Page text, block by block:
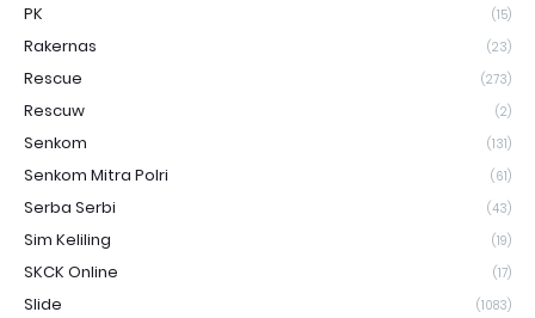
PK (15)
Rakernas (23)
Rescue (273)
Rescuw (2)
Senkom (131)
Senkom Mitra Polri (61)
Serba Serbi (43)
Sim Keliling (19)
SKCK Online (17)
Slide (1083)